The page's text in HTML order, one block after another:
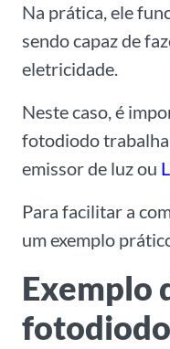
Na prática, ele
sendo capaz de
eletricidade.
Neste caso, é
fotodiodo
emissor de luz ou
Para facilitar a
um exemplo
Exemplo
fotodiodo